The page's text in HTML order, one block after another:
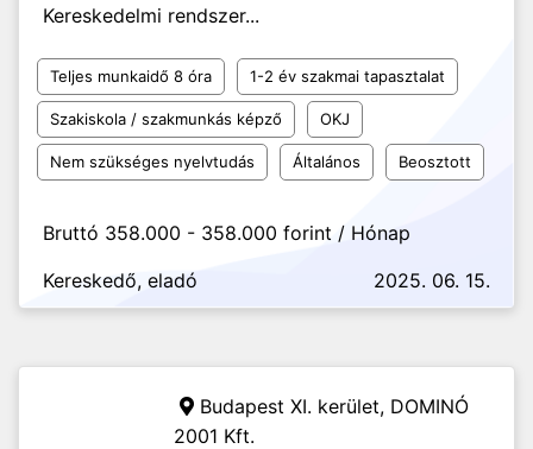
Kereskedelmi rendszer...
Teljes munkaidő 8 óra 1-2 év szakmai tapasztalat
Szakiskola / szakmunkás képző OKJ
Nem szükséges nyelvtudás Általános Beosztott
Bruttó 358.000 - 358.000 forint / Hónap
Kereskedő, eladó
2025. 06. 15.
Budapest XI. kerület, DOMINÓ
2001 Kft.